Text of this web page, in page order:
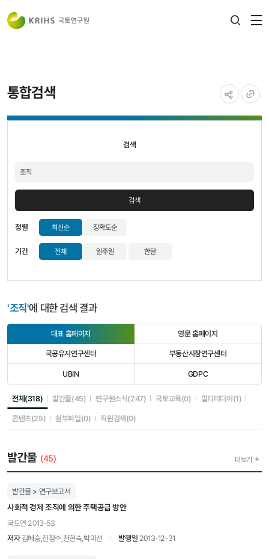
통합검색
검색
검색
정렬 최신순 정확도순
기간 전체 일주일 한달
'조직'에 대한 검색 결과
대표 홈페이지
선
택
됨
영문 홈페이지
선
택
안
됨
국공유지연구센터
선
택
안
됨
부동산시장연구센터
선
택
안
됨
UBIN
선
택
안
됨
GDPC
선
택
안
됨
전체(318)선택됨발간물(45)선택안됨
연구원소식(247)선택안됨
국토교육(0)선택안됨
멀티미디어(1)선택안됨
콘텐츠(25)선택안됨
첨부파일(0)선택안됨
직원검색(0)선택안됨
발간물 (45) 더보기
발간물 > 연구보고서
사회적 경제 조직에 의한 주택공급 방안
국토연 2013-53
저자김혜승,진정수,천현숙,박미선 발행일 2013-12-31